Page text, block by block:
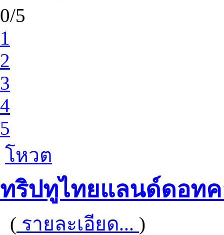
0/5
1
2
3
4
5
โหวต
ทริปทูไทยแลนด์ดอท
( รายละเอียด... )